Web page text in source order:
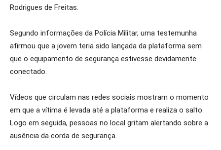
Rodrigues de Freitas.
Segundo informações da Polícia Militar, uma testemunha
afirmou que a jovem teria sido lançada da plataforma sem
que o equipamento de segurança estivesse devidamente
conectado.
Vídeos que circulam nas redes sociais mostram o momento
em que a vítima é levada até a plataforma e realiza o salto.
Logo em seguida, pessoas no local gritam alertando sobre a
ausência da corda de segurança.